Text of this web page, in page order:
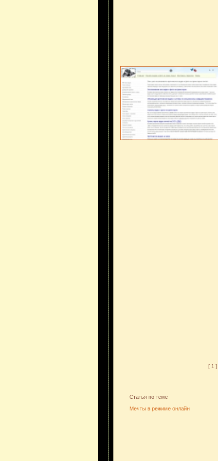
[ 1 ]
Статья по теме
Мечты в режиме онлайн